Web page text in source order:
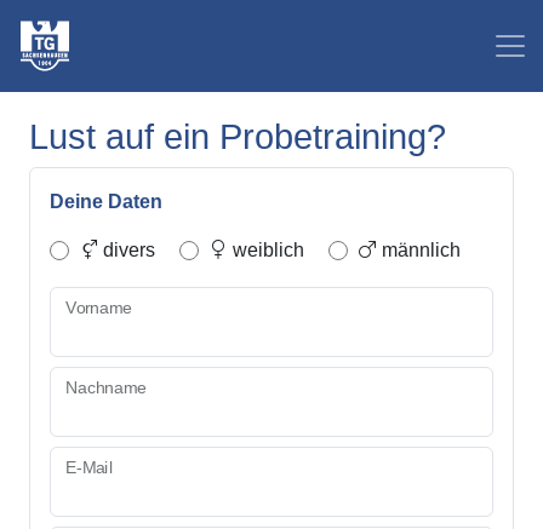
Lust auf ein Probetraining?
Deine Daten
divers weiblich männlich
Vorname
Nachname
E-Mail